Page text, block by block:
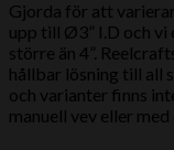
Gjorda för att
upp till Ø3” I.D och
större än 4”.
hållbar lösning till all
och varianter finns
manuell vev eller